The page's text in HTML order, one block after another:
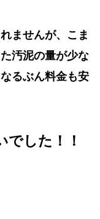
ませんが、こま
汚泥の量が少な
るぶん料金も安
でした！！